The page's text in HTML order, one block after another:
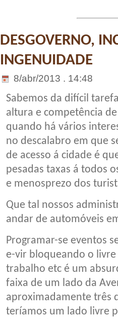
DESGOVERNO,
INGENUIDADE
8/abr/2013 . 14:48
Sabemos da difícil
altura e competência
quando há vários
no descalabro em que
de acesso á cidade é
pesadas taxas á todos
e menosprezo dos
Que tal nossos
andar de automóveis
Programar-se eventos
e-vir bloqueando o livre
trabalho etc é um
faixa de um lado da
aproximadamente três
teríamos um lado livre